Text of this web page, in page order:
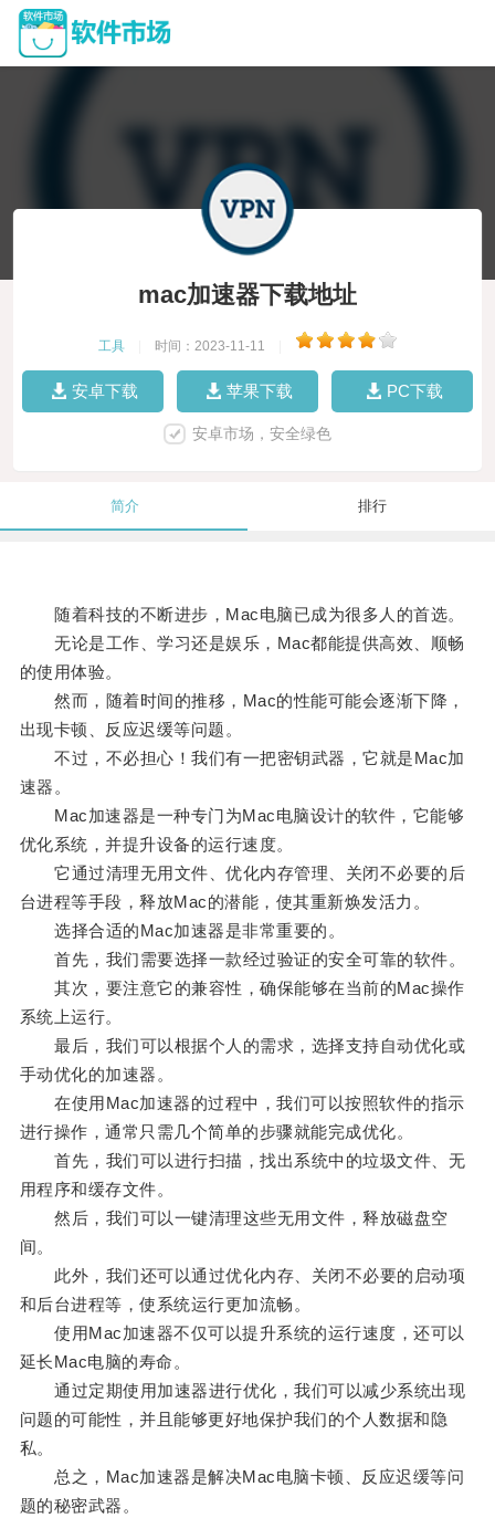
mac加速器下载地址
工具 时间：2023-11-11
安卓下载 苹果下载 PC下载
安卓市场，安全绿色
简介 排行
随着科技的不断进步，Mac电脑已成为很多人的首选。
无论是工作、学习还是娱乐，Mac都能提供高效、顺畅
的使用体验。
然而，随着时间的推移，Mac的性能可能会逐渐下降，
出现卡顿、反应迟缓等问题。
不过，不必担心！我们有一把密钥武器，它就是Mac加
速器。
Mac加速器是一种专门为Mac电脑设计的软件，它能够
优化系统，并提升设备的运行速度。
它通过清理无用文件、优化内存管理、关闭不必要的后
台进程等手段，释放Mac的潜能，使其重新焕发活力。
选择合适的Mac加速器是非常重要的。
首先，我们需要选择一款经过验证的安全可靠的软件。
其次，要注意它的兼容性，确保能够在当前的Mac操作
系统上运行。
最后，我们可以根据个人的需求，选择支持自动优化或
手动优化的加速器。
在使用Mac加速器的过程中，我们可以按照软件的指示
进行操作，通常只需几个简单的步骤就能完成优化。
首先，我们可以进行扫描，找出系统中的垃圾文件、无
用程序和缓存文件。
然后，我们可以一键清理这些无用文件，释放磁盘空
间。
此外，我们还可以通过优化内存、关闭不必要的启动项
和后台进程等，使系统运行更加流畅。
使用Mac加速器不仅可以提升系统的运行速度，还可以
延长Mac电脑的寿命。
通过定期使用加速器进行优化，我们可以减少系统出现
问题的可能性，并且能够更好地保护我们的个人数据和隐
私。
总之，Mac加速器是解决Mac电脑卡顿、反应迟缓等问
题的秘密武器。